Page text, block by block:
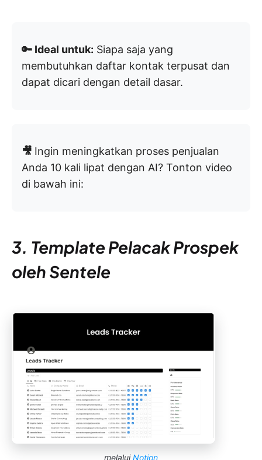
🔑 Ideal untuk: Siapa saja yang
membutuhkan daftar kontak terpusat dan
dapat dicari dengan detail dasar.
🎥 Ingin meningkatkan proses penjualan
Anda 10 kali lipat dengan AI? Tonton video
di bawah ini:
3. Template Pelacak Prospek
oleh Sentele
melaluiNotion